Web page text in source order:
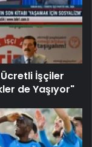
İşçiler
de Yaşıyor"